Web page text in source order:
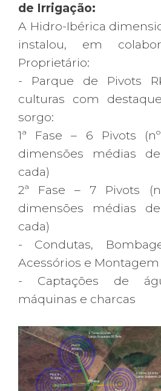
de Irrigação:
A Hidro-Ibérica
instalou, em
Proprietário:
- Parque de Pivots
culturas com
sorgo:
1ª Fase – 6 Pivots
dimensões médias
cada)
2ª Fase – 7 Pivots
dimensões médias
cada)
- Condutas,
Acessórios e Montagem
- Captações de
máquinas e charcas